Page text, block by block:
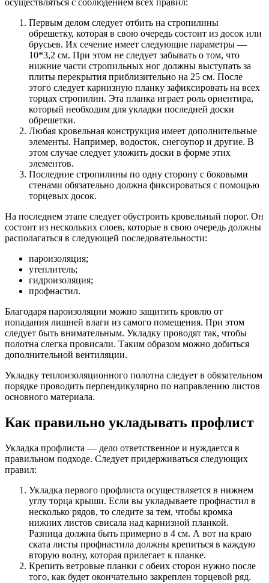
осуществляться с соблюдением всех правил:
Первым делом следует отбить на стропилины
обрешетку, которая в свою очередь состоит из досок или
брусьев. Их сечение имеет следующие параметры —
10*3,2 см. При этом не следует забывать о том, что
нижние части стропильных ног должны выступать за
плиты перекрытия приблизительно на 25 см. После
этого следует карнизную планку зафиксировать на всех
торцах стропилин. Эта планка играет роль ориентира,
который необходим для укладки последней доски
обрешетки.
Любая кровельная конструкция имеет дополнительные
элементы. Например, водосток, снегоупор и другие. В
этом случае следует уложить доски в форме этих
элементов.
Последние стропилины по одну сторону с боковыми
стенами обязательно должна фиксироваться с помощью
торцевых досок.
На последнем этапе следует обустроить кровельный порог. Он
состоит из нескольких слоев, которые в свою очередь должны
располагаться в следующей последовательности:
пароизоляция;
утеплитель;
гидроизоляция;
профнастил.
Благодаря пароизоляции можно защитить кровлю от
попадания лишней влаги из самого помещения. При этом
следует быть внимательным. Укладку проводят так, чтобы
полотна слегка провисали. Таким образом можно добиться
дополнительной вентиляции.
Укладку теплоизоляционного полотна следует в обязательном
порядке проводить перпендикулярно по направлению листов
основного материала.
Как правильно укладывать профлист
Укладка профлиста — дело ответственное и нуждается в
правильном подходе. Следует придерживаться следующих
правил:
Укладка первого профлиста осуществляется в нижнем
углу торца крыши. Если вы укладываете профнастил в
несколько рядов, то следите за тем, чтобы кромка
нижних листов свисала над карнизной планкой.
Разница должна быть примерно в 4 см. А вот на краю
ската листы профнастила должны крепиться в каждую
вторую волну, которая прилегает к планке.
Крепить ветровые планки с обеих сторон нужно после
того, как будет окончательно закреплен торцевой ряд.